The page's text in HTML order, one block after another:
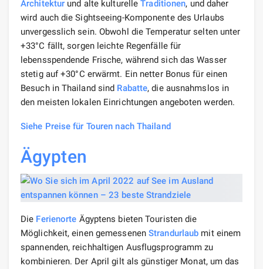
Architektur und alte kulturelleTraditionen, und daher
wird auch die Sightseeing-Komponente des Urlaubs
unvergesslich sein. Obwohl die Temperatur selten unter
+33°C fällt, sorgen leichte Regenfälle für
lebensspendende Frische, während sich das Wasser
stetig auf +30°C erwärmt. Ein netter Bonus für einen
Besuch in Thailand sind Rabatte, die ausnahmslos in
den meisten lokalen Einrichtungen angeboten werden.
Siehe Preise für Touren nach Thailand
Ägypten
Die Ferienorte Ägyptens bieten Touristen die
Möglichkeit, einen gemessenenStrandurlaub mit einem
spannenden, reichhaltigen Ausflugsprogramm zu
kombinieren. Der April gilt als günstiger Monat, um das